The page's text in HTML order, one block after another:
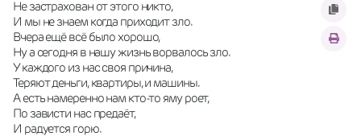
Не застрахован от этого никто,
И мы не знаем когда приходит зло.
Вчера ещё всё было хорошо,
Ну а сегодня в нашу жизнь ворвалось зло.
У каждого из нас своя причина,
Теряют деньги, квартиры, и машины.
А есть намеренно нам кто-то яму роет,
По зависти нас предаёт,
И радуется горю.